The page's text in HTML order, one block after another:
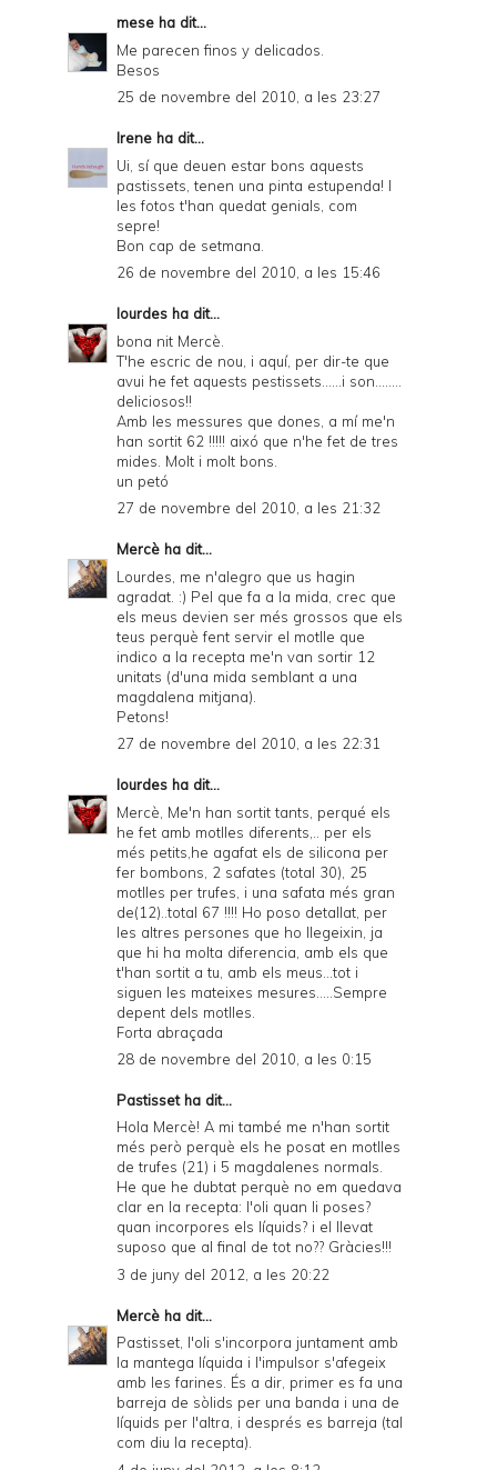
mese ha dit...
Me parecen finos y delicados.
Besos
25 de novembre del 2010, a les 23:27
Irene ha dit...
Ui, sí que deuen estar bons aquests
pastissets, tenen una pinta estupenda! I
les fotos t'han quedat genials, com
sepre!
Bon cap de setmana.
26 de novembre del 2010, a les 15:46
lourdes ha dit...
bona nit Mercè.
T'he escric de nou, i aquí, per dir-te que
avui he fet aquests pestissets......i son........
deliciosos!!
Amb les messures que dones, a mí me'n
han sortit 62 !!!!! aixó que n'he fet de tres
mides. Molt i molt bons.
un petó
27 de novembre del 2010, a les 21:32
Mercè ha dit...
Lourdes, me n'alegro que us hagin
agradat. :) Pel que fa a la mida, crec que
els meus devien ser més grossos que els
teus perquè fent servir el motlle que
indico a la recepta me'n van sortir 12
unitats (d'una mida semblant a una
magdalena mitjana).
Petons!
27 de novembre del 2010, a les 22:31
lourdes ha dit...
Mercè, Me'n han sortit tants, perqué els
he fet amb motlles diferents,.. per els
més petits,he agafat els de silicona per
fer bombons, 2 safates (total 30), 25
motlles per trufes, i una safata més gran
de(12)..total 67 !!!! Ho poso detallat, per
les altres persones que ho llegeixin, ja
que hi ha molta diferencia, amb els que
t'han sortit a tu, amb els meus...tot i
siguen les mateixes mesures.....Sempre
depent dels motlles.
Forta abraçada
28 de novembre del 2010, a les 0:15
Pastisset ha dit...
Hola Mercè! A mi també me n'han sortit
més però perquè els he posat en motlles
de trufes (21) i 5 magdalenes normals.
He que he dubtat perquè no em quedava
clar en la recepta: l'oli quan li poses?
quan incorpores els líquids? i el llevat
suposo que al final de tot no?? Gràcies!!!
3 de juny del 2012, a les 20:22
Mercè ha dit...
Pastisset, l'oli s'incorpora juntament amb
la mantega líquida i l'impulsor s'afegeix
amb les farines. És a dir, primer es fa una
barreja de sòlids per una banda i una de
líquids per l'altra, i després es barreja (tal
com diu la recepta).